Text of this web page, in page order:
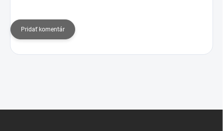
Pridať komentár